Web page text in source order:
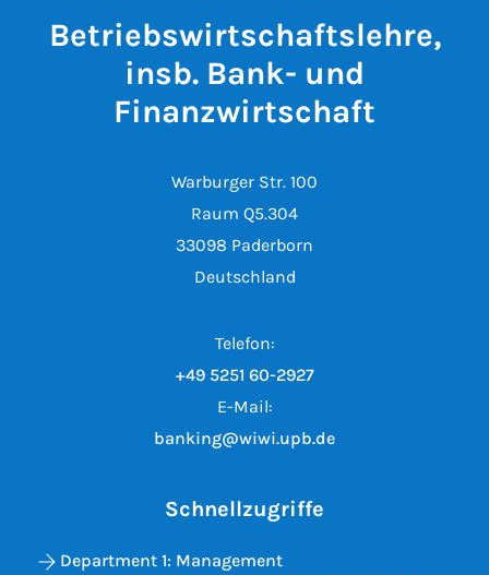
Betriebswirtschaftslehre,
insb. Bank- und
Finanzwirtschaft
Warburger Str. 100
Raum Q5.304
33098 Paderborn
Deutschland
Telefon:
+49 5251 60-2927
E-Mail:
banking@wiwi.upb.de
Schnellzugriffe
Department 1: Management